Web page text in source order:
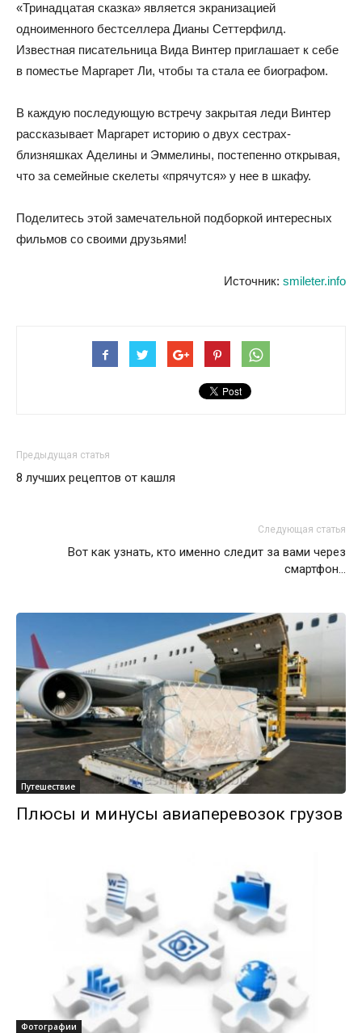
«Тринадцатая сказка» является экранизацией
одноименного бестселлера Дианы Сеттерфилд.
Известная писательница Вида Винтер приглашает к себе
в поместье Маргарет Ли, чтобы та стала ее биографом.
В каждую последующую встречу закрытая леди Винтер
рассказывает Маргарет историю о двух сестрах-
близняшках Аделины и Эммелины, постепенно открывая,
что за семейные скелеты «прячутся» у нее в шкафу.
Поделитесь этой замечательной подборкой интересных
фильмов со своими друзьями!
Источник: smileter.info
Предыдущая статья
8 лучших рецептов от кашля
Следующая статья
Вот как узнать, кто именно следит за вами через
смартфон…
Путешествие
Плюсы и минусы авиаперевозок грузов
Фотографии